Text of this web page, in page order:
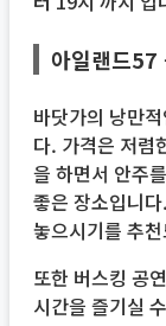
아일랜드57
바닷가의 낭만
다. 가격은 저렴
을 하면서 안주
좋은 장소입니
놓으시기를 추
또한 버스킹 공
시간을 즐기실